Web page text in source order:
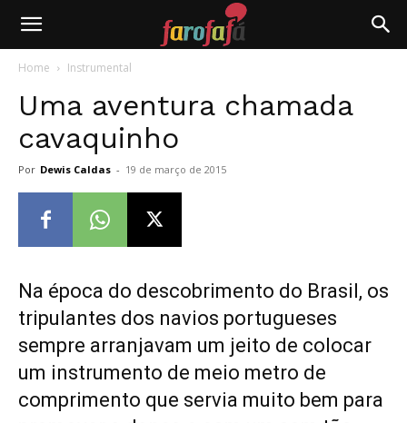
Farofafá
Home Instrumental
Uma aventura chamada
cavaquinho
Por Dewis Caldas - 19 de março de 2015
Na época do descobrimento do Brasil, os
tripulantes dos navios portugueses
sempre arranjavam um jeito de colocar
um instrumento de meio metro de
comprimento que servia muito bem para